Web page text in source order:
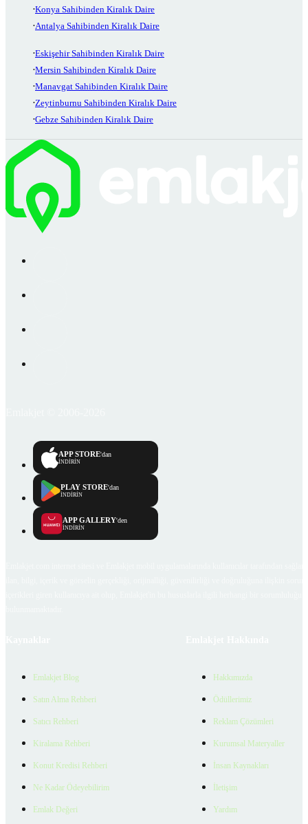
Konya Sahibinden Kiralık Daire
Antalya Sahibinden Kiralık Daire
Eskişehir Sahibinden Kiralık Daire
Mersin Sahibinden Kiralık Daire
Manavgat Sahibinden Kiralık Daire
Zeytinburnu Sahibinden Kiralık Daire
Gebze Sahibinden Kiralık Daire
APP STORE'dan
İNDİRİN
PLAY STORE'dan
İNDİRİN
APP GALLERY'den
İNDİRİN
Emlakjet Blog
Satın Alma Rehberi
Satıcı Rehberi
Kiralama Rehberi
Konut Kredisi Rehberi
Ne Kadar Ödeyebilirim
Emlak Değeri
Hakkımızda
Ödüllerimiz
Reklam Çözümleri
Kurumsal Materyaller
İnsan Kaynakları
İletişim
Yardım